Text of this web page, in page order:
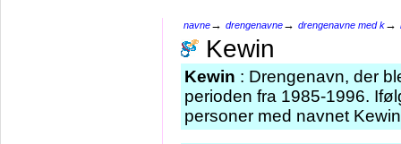
navne→ drengenavne→ drengenavne med k→
Kewin
Kewin : Drengenavn, der
perioden fra 1985-1996.
personer med navnet